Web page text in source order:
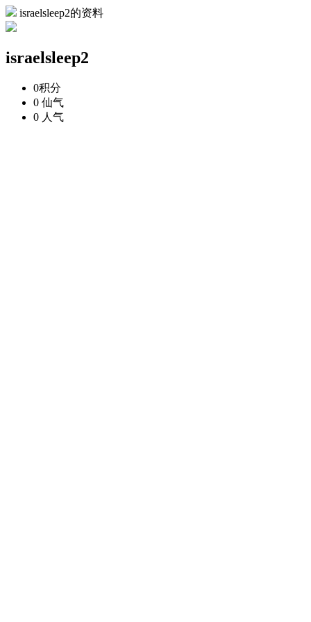
israelsleep2的资料
israelsleep2
0积分
0 仙气
0 人气